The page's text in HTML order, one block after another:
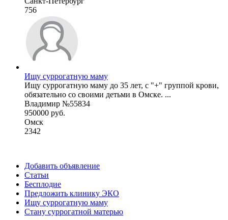
756
Ищу суррогатную маму
Ищу суррогатную маму до 35 лет, с "+" группой крови,
обязательно со своими детьми в Омске. ...
Владимир №55834
950000 руб.
Омск
2342
Добавить объявление
Статьи
Бесплодие
Предложить клинику ЭКО
Ищу суррогатную маму
Стану суррогатной матерью